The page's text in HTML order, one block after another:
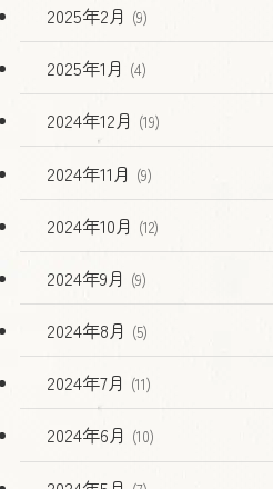
2025年2月 (9)
2025年1月 (4)
2024年12月 (19)
2024年11月 (9)
2024年10月 (12)
2024年9月 (9)
2024年8月 (5)
2024年7月 (11)
2024年6月 (10)